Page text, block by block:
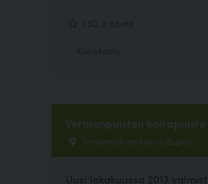
Vermonpuiston koirapuisto
Tarvonsalmenkatu 1, Espoo
Uusi lokakuussa 2013